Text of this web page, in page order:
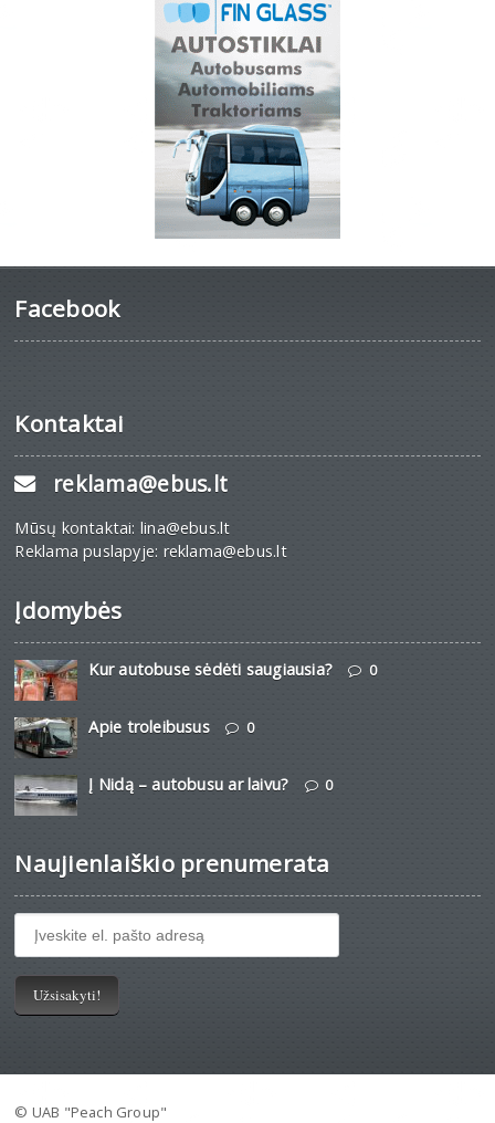
Facebook
Kontaktai
reklama@ebus.lt
Mūsų kontaktai: lina@ebus.lt
Reklama puslapyje: reklama@ebus.lt
Įdomybės
Kur autobuse sėdėti saugiausia? 0
Apie troleibusus 0
Į Nidą – autobusu ar laivu? 0
Naujienlaiškio prenumerata
© UAB "Peach Group"